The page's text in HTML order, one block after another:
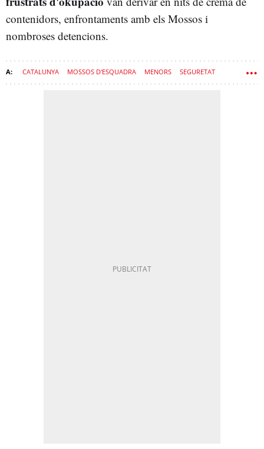
contenidors, enfrontaments amb els Mossos i
nombroses detencions.
CATALUNYA MOSSOS D'ESQUADRA MENORS SEGURETAT